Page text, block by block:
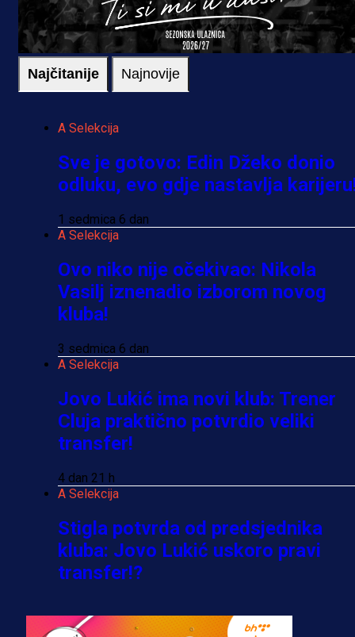
Najčitanije Najnovije
A Selekcija
Sve je gotovo: Edin Džeko donio
odluku, evo gdje nastavlja
1 sedmica 6 dan
A Selekcija
Ovo niko nije očekivao: Nikola
Vasilj iznenadio izborom novog
kluba!
3 sedmica 6 dan
A Selekcija
Jovo Lukić ima novi klub: Trener
Cluja praktično potvrdio veliki
transfer!
4 dan 21 h
A Selekcija
Stigla potvrda od predsjednika
kluba: Jovo Lukić uskoro pravi
transfer!?
A Selekcija